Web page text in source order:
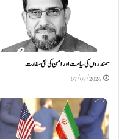
سمندروں کی سیاست اور امن کی نئی سفارت
07/08/2026